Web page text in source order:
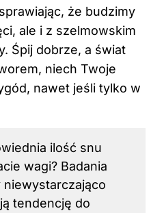
że budzimy
ale i z szelmowskim
Śpij dobrze, a świat
niech Twoje
nawet jeśli tylko w
ilość snu
wagi? Badania
niewystarczająco
tendencję do